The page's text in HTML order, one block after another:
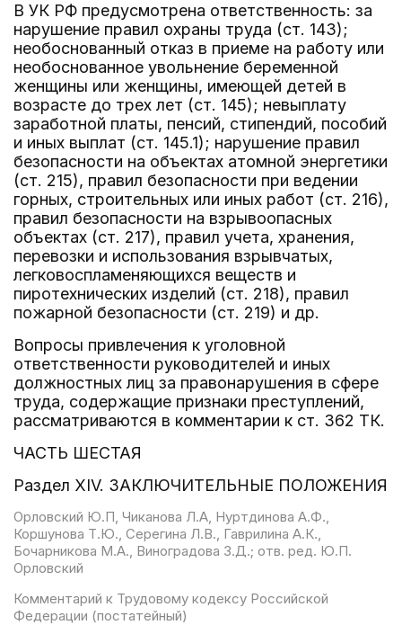
В УК РФ предусмотрена ответственность: за
нарушение правил охраны труда (ст. 143);
необоснованный отказ в приеме на работу или
необоснованное увольнение беременной
женщины или женщины, имеющей детей в
возрасте до трех лет (ст. 145); невыплату
заработной платы, пенсий, стипендий, пособий
и иных выплат (ст. 145.1); нарушение правил
безопасности на объектах атомной энергетики
(ст. 215), правил безопасности при ведении
горных, строительных или иных работ (ст. 216),
правил безопасности на взрывоопасных
объектах (ст. 217), правил учета, хранения,
перевозки и использования взрывчатых,
легковоспламеняющихся веществ и
пиротехнических изделий (ст. 218), правил
пожарной безопасности (ст. 219) и др.
Вопросы привлечения к уголовной
ответственности руководителей и иных
должностных лиц за правонарушения в сфере
труда, содержащие признаки преступлений,
рассматриваются в комментарии к ст. 362 ТК.
ЧАСТЬ ШЕСТАЯ
Раздел XIV. ЗАКЛЮЧИТЕЛЬНЫЕ ПОЛОЖЕНИЯ
Орловский Ю.П, Чиканова Л.А, Нуртдинова А.Ф.,
Коршунова Т.Ю., Серегина Л.В., Гаврилина А.К.,
Бочарникова М.А., Виноградова З.Д.; отв. ред. Ю.П.
Орловский
Комментарий к Трудовому кодексу Российской
Федерации (постатейный)